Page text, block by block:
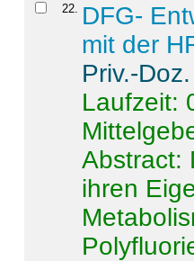
22
DFG-
mit der
Priv.-
Laufzeit:
Abstract:
ihren